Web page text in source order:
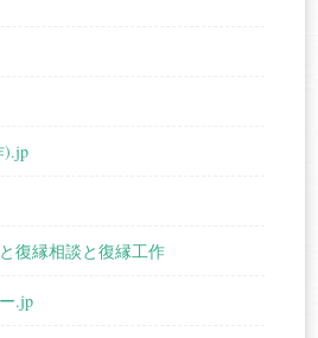
).jp
復縁相談と復縁工作
.jp